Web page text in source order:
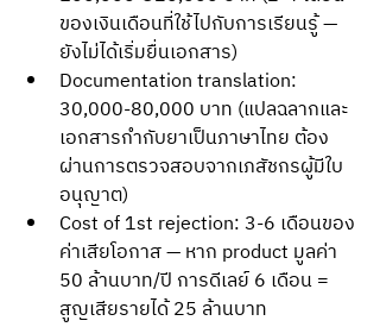
ของเงินเดือนที่ใช้ไปกับการเรียนรู้ —
ยังไม่ได้เริ่มยื่นเอกสาร)
Documentation translation:
30,000-80,000 บาท (แปลฉลากและ
เอกสารกำกับยาเป็นภาษาไทย ต้อง
ผ่านการตรวจสอบจากเภสัชกรผู้มีใบ
อนุญาต)
Cost of 1st rejection: 3-6 เดือนของ
ค่าเสียโอกาส — หาก product มูลค่า
50 ล้านบาท/ปี การดีเลย์ 6 เดือน =
สูญเสียรายได้ 25 ล้านบาท